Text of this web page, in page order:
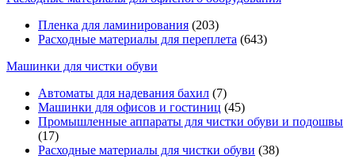
Пленка для ламинирования (203)
Расходные материалы для переплета (643)
Машинки для чистки обуви
Автоматы для надевания бахил (7)
Машинки для офисов и гостиниц (45)
Промышленные аппараты для чистки обуви и подошвы
(17)
Расходные материалы для чистки обуви (38)